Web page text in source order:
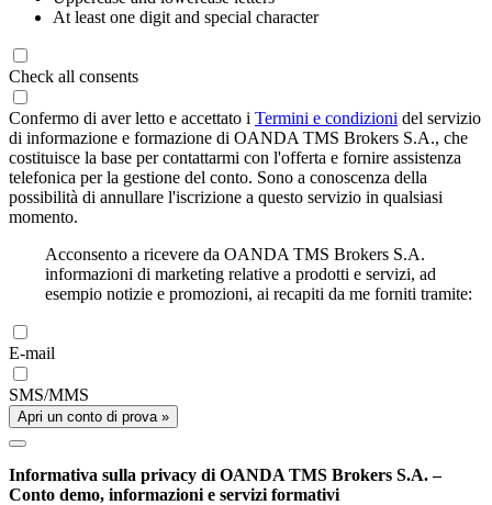
At least one digit and special character
Check all consents
Confermo di aver letto e accettato i Termini e condizioni del servizio
di informazione e formazione di OANDA TMS Brokers S.A., che
costituisce la base per contattarmi con l'offerta e fornire assistenza
telefonica per la gestione del conto. Sono a conoscenza della
possibilità di annullare l'iscrizione a questo servizio in qualsiasi
momento.
Acconsento a ricevere da OANDA TMS Brokers S.A.
informazioni di marketing relative a prodotti e servizi, ad
esempio notizie e promozioni, ai recapiti da me forniti tramite:
E-mail
SMS/MMS
Apri un conto di prova »
Informativa sulla privacy di OANDA TMS Brokers S.A. –
Conto demo, informazioni e servizi formativi